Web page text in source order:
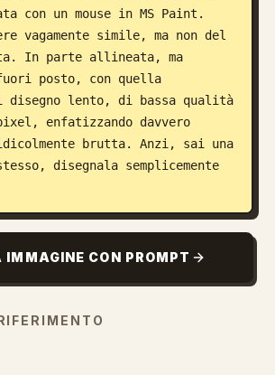
con un mouse in MS Paint.
vagamente simile, ma non del
In parte allineata, ma
posto, con quella
disegno lento, di bassa qualità
enfatizzando davvero
brutta. Anzi, sai una
disegnala semplicemente
IMMAGINE CON PROMPT